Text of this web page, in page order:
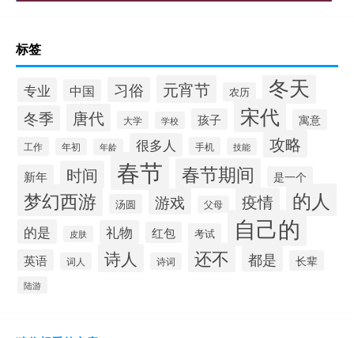
标签
专业 中国 习俗 元宵节 农历 冬天
冬季 唐代 大学 学校 孩子 宋代 寓意
工作 年初 年龄 很多人 手机 技能 攻略
新年 时间 春节 春节期间 是一个
梦幻西游 汤圆 游戏 父母 疫情 的人
的是 皮肤 礼物 红包 考试 自己的
英语 词人 诗人 诗词 还不 都是 长辈
陆游